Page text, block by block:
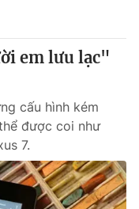
không có sự chấp
khi phát hành lại
em lưu lạc"
cấu hình kém
được coi như
7.